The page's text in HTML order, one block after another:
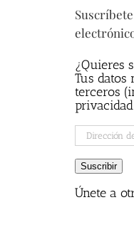
¿Quieres
Tus datos
terceros
privacidad
Dirección
de
correo
electrónico
Suscribir
Únete a